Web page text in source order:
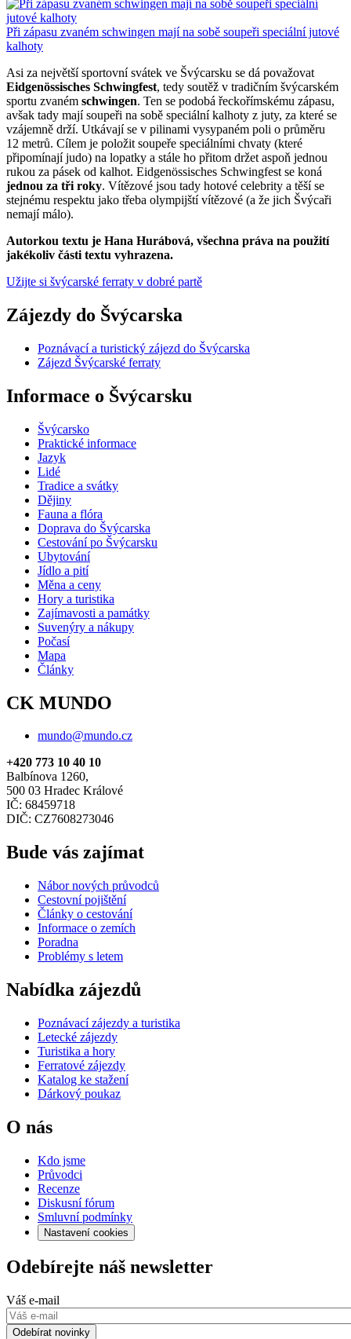
Při zápasu zvaném schwingen mají na sobě soupeři speciální jutové
kalhoty
Asi za největší sportovní svátek ve Švýcarsku se dá považovat
Eidgenössisches Schwingfest, tedy soutěž v tradičním švýcarském
sportu zvaném schwingen. Ten se podobá řeckořímskému zápasu,
avšak tady mají soupeři na sobě speciální kalhoty z juty, za které se
vzájemně drží. Utkávají se v pilinami vysypaném poli o průměru
12 metrů. Cílem je položit soupeře speciálními chvaty (které
připomínají judo) na lopatky a stále ho přitom držet aspoň jednou
rukou za pásek od kalhot. Eidgenössisches Schwingfest se koná
jednou za tři roky. Vítězové jsou tady hotové celebrity a těší se
stejnému respektu jako třeba olympijští vítězové (a že jich Švýcaři
nemají málo).
Autorkou textu je Hana Hurábová, všechna práva na použití
jakékoliv části textu vyhrazena.
Užijte si švýcarské ferraty v dobré partě
Zájezdy do Švýcarska
Poznávací a turistický zájezd do Švýcarska
Zájezd Švýcarské ferraty
Informace o Švýcarsku
Švýcarsko
Praktické informace
Jazyk
Lidé
Tradice a svátky
Dějiny
Fauna a flóra
Doprava do Švýcarska
Cestování po Švýcarsku
Ubytování
Jídlo a pití
Měna a ceny
Hory a turistika
Zajímavosti a památky
Suvenýry a nákupy
Počasí
Mapa
Články
CK MUNDO
mundo@mundo.cz
+420 773 10 40 10
Balbínova 1260,
500 03 Hradec Králové
IČ: 68459718
DIČ: CZ7608273046
Bude vás zajímat
Nábor nových průvodců
Cestovní pojištění
Články o cestování
Informace o zemích
Poradna
Problémy s letem
Nabídka zájezdů
Poznávací zájezdy a turistika
Letecké zájezdy
Turistika a hory
Ferratové zájezdy
Katalog ke stažení
Dárkový poukaz
O nás
Kdo jsme
Průvodci
Recenze
Diskusní fórum
Smluvní podmínky
Nastavení cookies
Odebírejte náš newsletter
Váš e-mail
Odebírat novinky